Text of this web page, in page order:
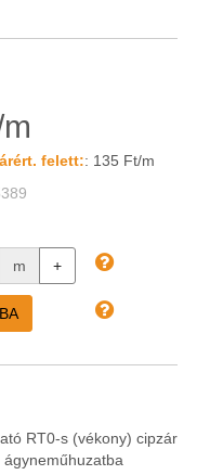
felett:: 135 Ft/m
m +
RT0-s (vékony) cipzár